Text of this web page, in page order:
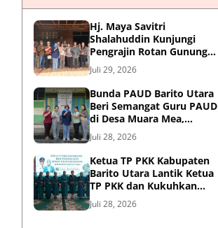
Hj. Maya Savitri
Shalahuddin Kunjungi
Pengrajin Rotan Gunung
Purei, Dorong HAKI dan
Penguatan UMKM Berbasis
Kearifan Lokal
Juli 29, 2026
Bunda PAUD Barito Utara
Beri Semangat Guru PAUD
di Desa Muara Mea,
Gunung Purei
Juli 28, 2026
Ketua TP PKK Kabupaten
Barito Utara Lantik Ketua
TP PKK dan Kukuhkan
Bunda PAUD 9 Kecamatan
Juli 28, 2026